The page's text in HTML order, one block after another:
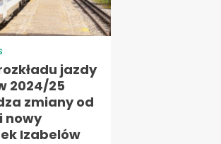
jazdy
2024/25
zmiany od
nowy
Izabelów